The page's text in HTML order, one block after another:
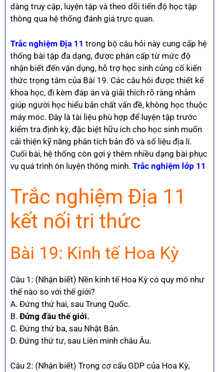
dàng truy cập, luyện tập và theo dõi tiến độ học tập
thông qua hệ thống đánh giá trực quan.
Trắc nghiệm Địa 11 trong bộ câu hỏi này cung cấp hệ
thống bài tập đa dạng, được phân cấp từ mức độ
nhận biết đến vận dụng, hỗ trợ học sinh củng cố kiến
thức trọng tâm của Bài 19. Các câu hỏi được thiết kế
khoa học, đi kèm đáp án và giải thích rõ ràng nhằm
giúp người học hiểu bản chất vấn đề, không học thuộc
máy móc. Đây là tài liệu phù hợp để luyện tập trước
kiểm tra định kỳ, đặc biệt hữu ích cho học sinh muốn
cải thiện kỹ năng phân tích bản đồ và số liệu địa lí.
Cuối bài, hệ thống còn gợi ý thêm nhiều dạng bài phục
vụ quá trình ôn luyện thông minh. Trắc nghiệm lớp 11
Trắc nghiệm Địa 11
kết nối tri thức
Bài 19: Kinh tế Hoa Kỳ
Câu 1: (Nhận biết) Nền kinh tế Hoa Kỳ có quy mô như
thế nào so với thế giới?
A. Đứng thứ hai, sau Trung Quốc.
B. Đứng đầu thế giới.
C. Đứng thứ ba, sau Nhật Bản.
D. Đứng thứ tư, sau Liên minh châu Âu.
Câu 2: (Nhận biết) Trong cơ cấu GDP của Hoa Kỳ,